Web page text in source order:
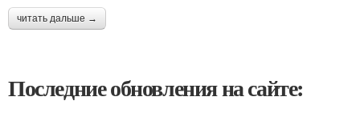
читать дальше →
Последние обновления на сайте: